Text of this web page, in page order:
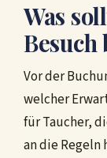
Was
Besuch
Vor der
welcher
für Taucher,
an die